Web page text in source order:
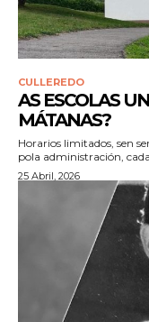
CULLEREDO
AS ESCOLAS
MÁTANAS?
Horarios limitados, sen
pola administración,
25 Abril, 2026